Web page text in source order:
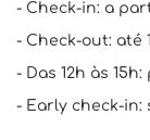
- Check-in: a
- Check-out: até
- Das 12h às
- Early check-in: